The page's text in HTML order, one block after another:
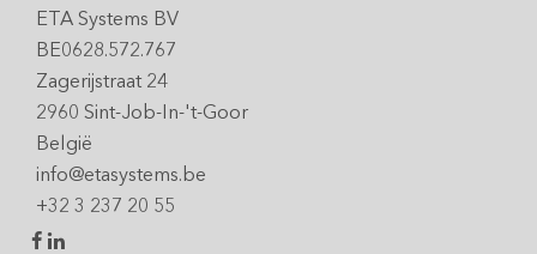
ETA Systems BV
BE0628.572.767
Zagerijstraat 24
2960 Sint-Job-In-'t-Goor
België
info@etasystems.be
+32 3 237 20 55